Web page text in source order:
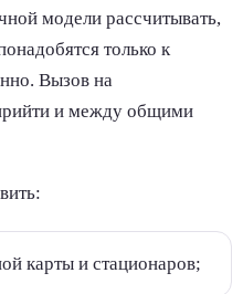
модели рассчитывать,
только к
Вызов на
и между общими
карты и стационаров;